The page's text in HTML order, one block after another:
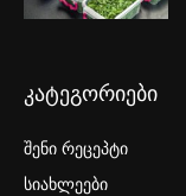
კატეგორიები
შენი რეცეპტი
სიახლეები